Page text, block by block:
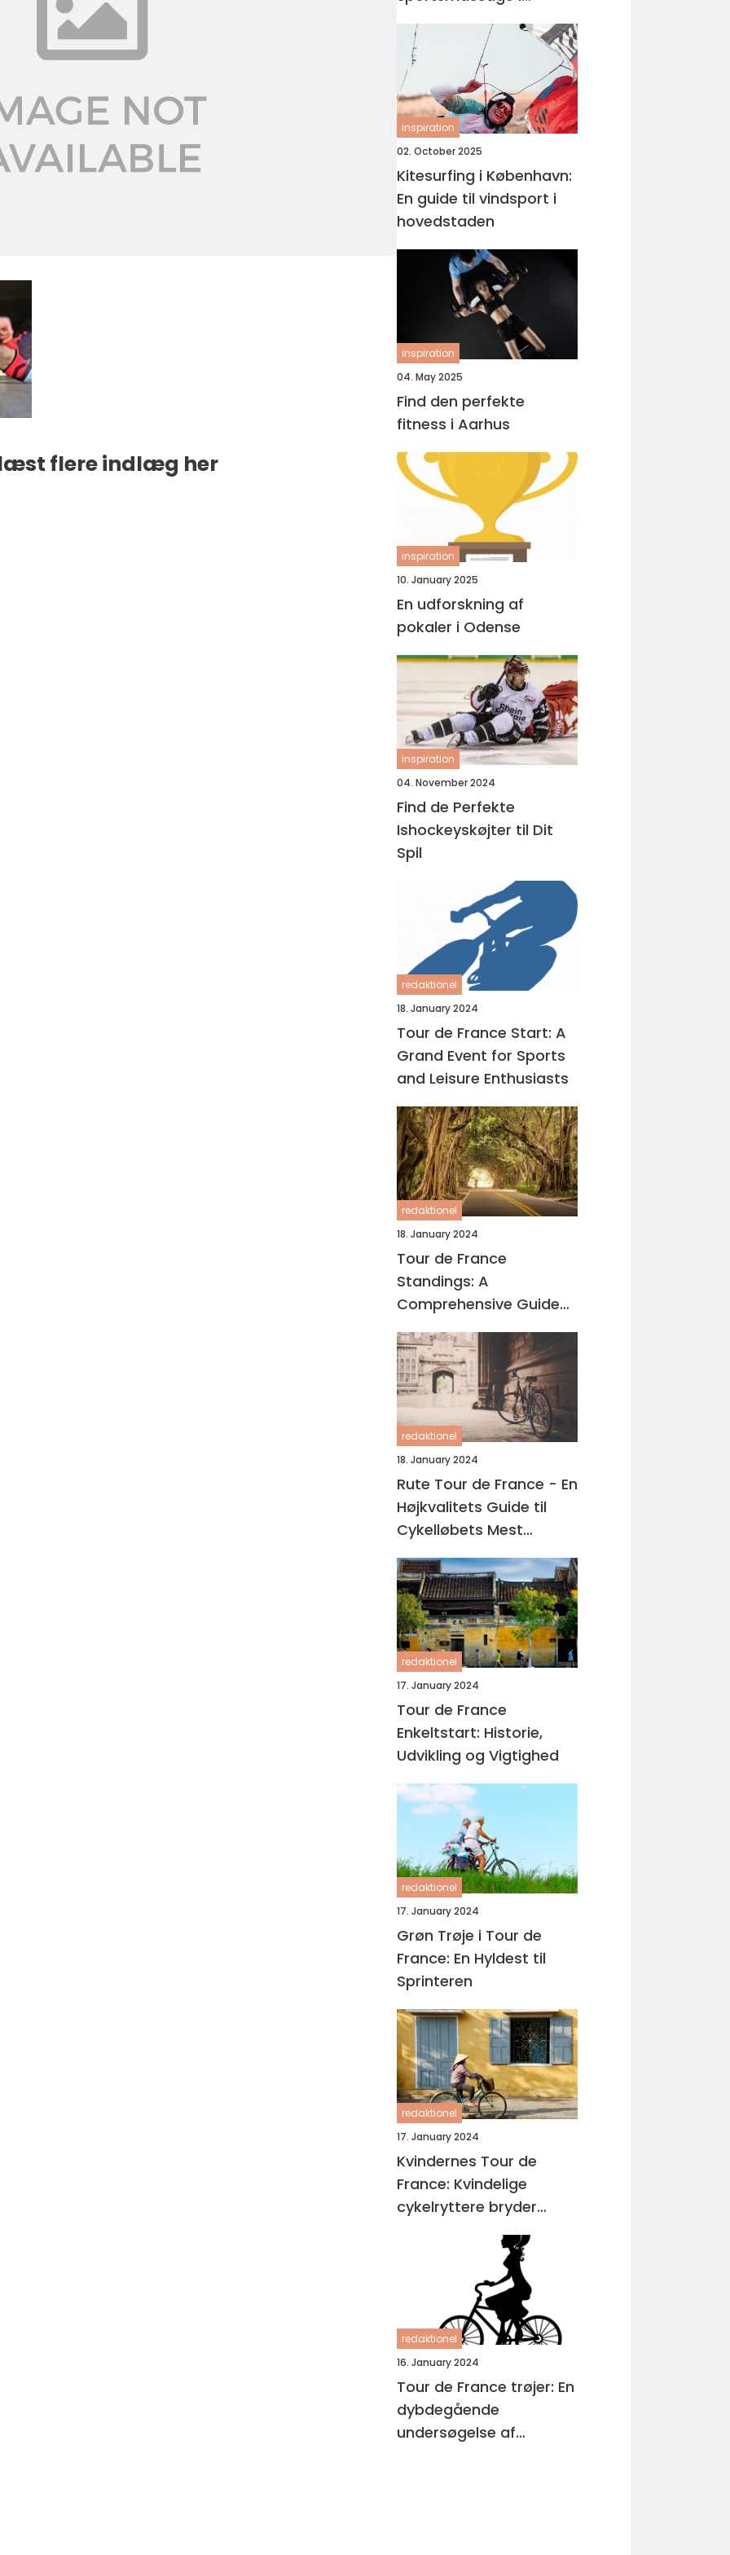
flere indlæg her
København
inspiration
02. October 2025
Kitesurfing i København:
En guide til vindsport i
hovedstaden
inspiration
04. May 2025
Find den perfekte
fitness i Aarhus
inspiration
10. January 2025
En udforskning af
pokaler i Odense
inspiration
04. November 2024
Find de Perfekte
Ishockeyskøjter til Dit
Spil
redaktionel
18. January 2024
Tour de France Start: A
Grand Event for Sports
and Leisure Enthusiasts
redaktionel
18. January 2024
Tour de France
Standings: A
Comprehensive Guide
for Cycling Enthusiasts
redaktionel
18. January 2024
Rute Tour de France - En
Højkvalitets Guide til
Cykelløbets Mest
Ikonerende Rute
redaktionel
17. January 2024
Tour de France
Enkeltstart: Historie,
Udvikling og Vigtighed
redaktionel
17. January 2024
Grøn Trøje i Tour de
France: En Hyldest til
Sprinteren
redaktionel
17. January 2024
Kvindernes Tour de
France: Kvindelige
cykelryttere bryder
redaktionel
16. January 2024
Tour de France trøjer: En
dybdegående
undersøgelse af